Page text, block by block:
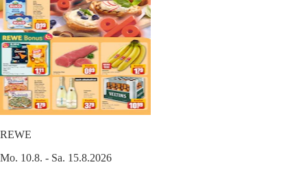
REWE
Mo. 10.8. - Sa. 15.8.2026